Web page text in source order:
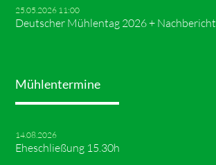
25.05.2026 11:00
Deutscher Mühlentag 2026 + Nachbericht
Mühlentermine
14.08.2026
Eheschließung 15.30h